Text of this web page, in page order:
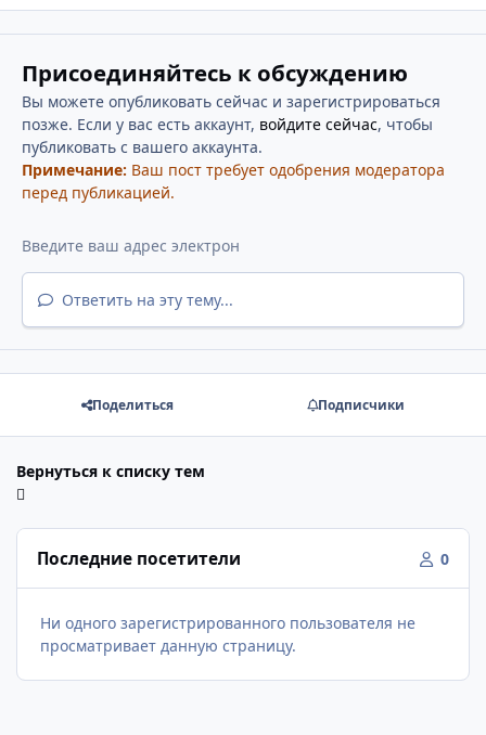
Присоединяйтесь к обсуждению
Вы можете опубликовать сейчас и зарегистрироваться
позже. Если у вас есть аккаунт, войдите сейчас, чтобы
публиковать с вашего аккаунта.
Примечание: Ваш пост требует одобрения модератора
перед публикацией.
Ответить на эту тему...
Поделиться Подписчики
Вернуться к списку тем
Последние посетители 0
Ни одного зарегистрированного пользователя не
просматривает данную страницу.